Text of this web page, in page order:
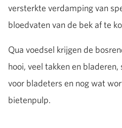
versterkte verdamping van
bloedvaten van de bek af te
Qua voedsel krijgen de
hooi, veel takken en
voor bladeters en nog wat
bietenpulp.